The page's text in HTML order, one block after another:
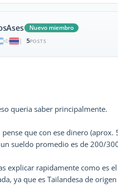
Nuevo miembro
|
5POSTS
queria saber principalmente.
pense que con ese dinero
sueldo promedio es de 200/
explicar rapidamente como es
ya que es Tailandesa de